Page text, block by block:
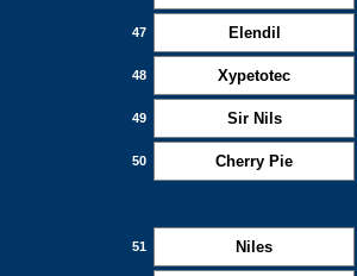
47 Elendil
48 Xypetotec
49 Sir Nils
50 Cherry Pie
51 Niles